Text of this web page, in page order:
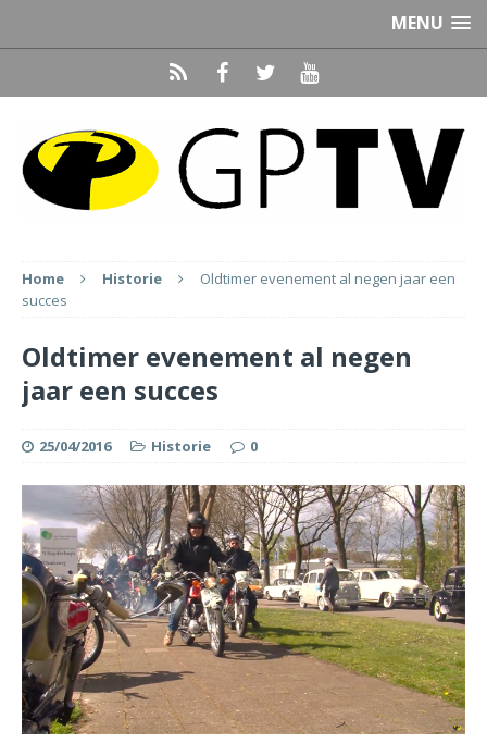
MENU
Home Historie
Oldtimer evenement al negen jaar een
succes
Oldtimer evenement al negen
jaar een succes
25/04/2016 Historie 0